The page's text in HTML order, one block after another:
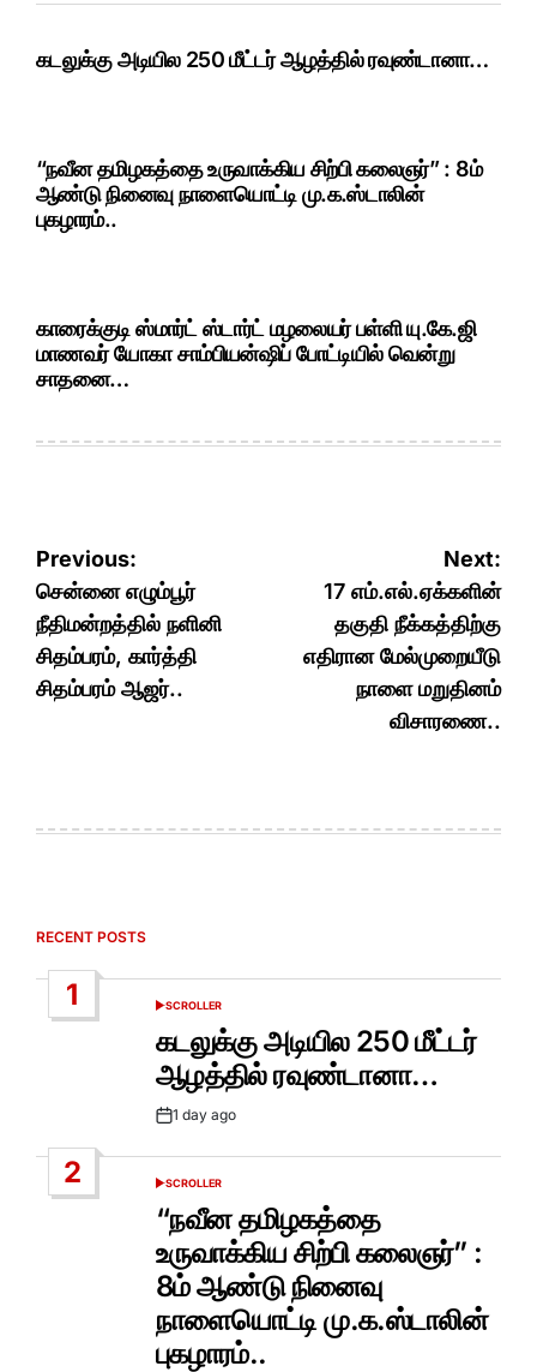
கடலுக்கு அடியில 250 மீட்டர் ஆழத்தில் ரவுண்டானா…
“நவீன தமிழகத்தை உருவாக்கிய சிற்பி கலைஞர்” : 8ம்
ஆண்டு நினைவு நாளையொட்டி மு.க.ஸ்டாலின்
புகழாரம்..
காரைக்குடி ஸ்மார்ட் ஸ்டார்ட் மழலையர் பள்ளி யு.கே.ஜி
மாணவர் யோகா சாம்பியன்ஷிப் போட்டியில் வென்று
சாதனை…
Post
navigation
Previous:
சென்னை எழும்பூர்
நீதிமன்றத்தில் நளினி
சிதம்பரம், கார்த்தி
சிதம்பரம் ஆஜர்..
Next:
17 எம்.எல்.ஏக்களின்
தகுதி நீக்கத்திற்கு
எதிரான மேல்முறையீடு
நாளை மறுதினம்
விசாரணை..
RECENT POSTS
1
POSTED
SCROLLER
கடலுக்கு அடியில 250 மீட்டர்
ஆழத்தில் ரவுண்டானா…
Post1 day ago
2
POSTED
SCROLLER
“நவீன தமிழகத்தை
உருவாக்கிய சிற்பி கலைஞர்” :
8ம் ஆண்டு நினைவு
நாளையொட்டி மு.க.ஸ்டாலின்
புகழாரம்..